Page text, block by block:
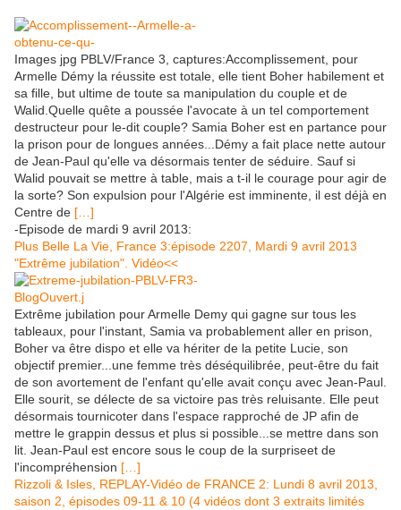
Images jpg PBLV/France 3, captures:Accomplissement, pour
Armelle Démy la réussite est totale, elle tient Boher habilement et
sa fille, but ultime de toute sa manipulation du couple et de
Walid.Quelle quête a poussée l'avocate à un tel comportement
destructeur pour le-dit couple? Samia Boher est en partance pour
la prison pour de longues années...Démy a fait place nette autour
de Jean-Paul qu'elle va désormais tenter de séduire. Sauf si
Walid pouvait se mettre à table, mais a t-il le courage pour agir de
la sorte? Son expulsion pour l'Algérie est imminente, il est déjà en
Centre de […]
-Episode de mardi 9 avril 2013:
Plus Belle La Vie, France 3:épisode 2207, Mardi 9 avril 2013
"Extrême jubilation". Vidéo<<
Extrême jubilation pour Armelle Demy qui gagne sur tous les
tableaux, pour l'instant, Samia va probablement aller en prison,
Boher va être dispo et elle va hériter de la petite Lucie, son
objectif premier...une femme très déséquilibrée, peut-être du fait
de son avortement de l'enfant qu'elle avait conçu avec Jean-Paul.
Elle sourit, se délecte de sa victoire pas très reluisante. Elle peut
désormais tournicoter dans l'espace rapproché de JP afin de
mettre le grappin dessus et plus si possible...se mettre dans son
lit. Jean-Paul est encore sous le coup de la surpriseet de
l'incompréhension […]
Rizzoli & Isles, REPLAY-Vidéo de FRANCE 2: Lundi 8 avril 2013,
saison 2, épisodes 09-11 & 10 (4 vidéos dont 3 extraits limités